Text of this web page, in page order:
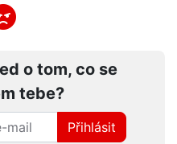
o tom, co se
tebe?
Přihlásit